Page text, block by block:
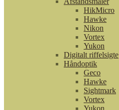
HikMicro
Hawke
Nikon
Vortex
Yukon
Digitalt riffelsigte
Håndoptik
Geco
Hawke
Sightmark
Vortex
Yukon